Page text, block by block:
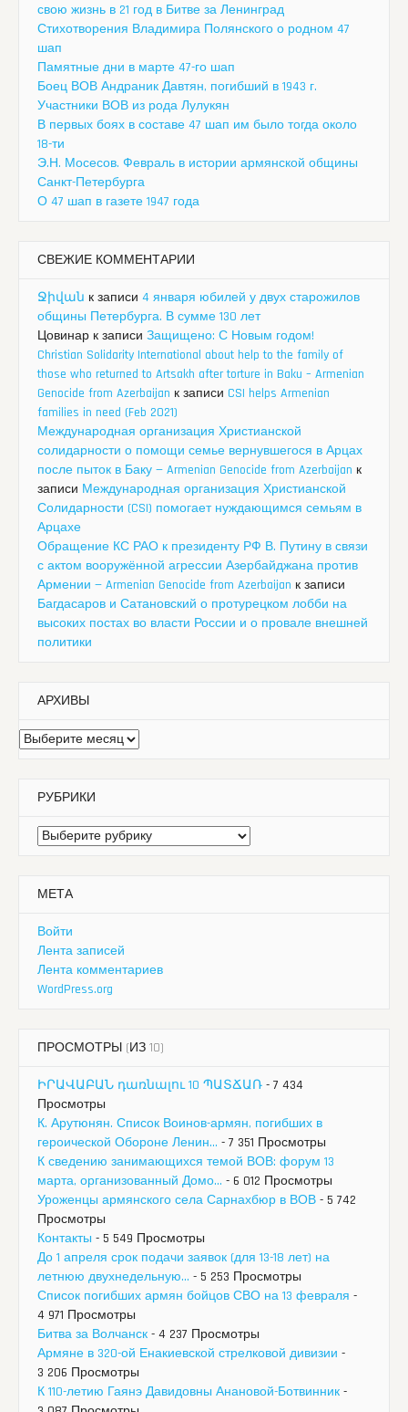
свою жизнь в 21 год в Битве за Ленинград
Стихотворения Владимира Полянского о родном 47
шап
Памятные дни в марте 47-го шап
Боец ВОВ Андраник Давтян, погибший в 1943 г.
Участники ВОВ из рода Лулукян
В первых боях в составе 47 шап им было тогда около
18-ти
Э.Н. Мосесов. Февраль в истории армянской общины
Санкт-Петербурга
О 47 шап в газете 1947 года
СВЕЖИЕ КОММЕНТАРИИ
Ջիվան к записи 4 января юбилей у двух старожилов
общины Петербурга. В сумме 130 лет
Цовинар к записи Защищено: С Новым годом!
Christian Solidarity International about help to the family of
those who returned to Artsakh after torture in Baku – Armenian
Genocide from Azerbaijan к записи CSI helps Armenian
families in need (Feb 2021)
Международная организация Христианской
солидарности о помощи семье вернувшегося в Арцах
после пыток в Баку — Armenian Genocide from Azerbaijan к
записи Международная организация Христианской
Солидарности (CSI) помогает нуждающимся семьям в
Арцахе
Обращение КС РАО к президенту РФ В. Путину в связи
с актом вооружённой агрессии Азербайджана против
Армении — Armenian Genocide from Azerbaijan к записи
Багдасаров и Сатановский о протурецком лобби на
высоких постах во власти России и о провале внешней
политики
АРХИВЫ
Архивы
РУБРИКИ
Рубрики
МЕТА
Войти
Лента записей
Лента комментариев
WordPress.org
ПРОСМОТРЫ (ИЗ 10)
ԻՐԱՎԱԲԱՆ դառնալու 10 ՊԱՏՃԱՌ - 7 434
Просмотры
К. Арутюнян. Список Воинов-армян, погибших в
героической Обороне Ленин... - 7 351 Просмотры
К сведению занимающихся темой ВОВ: форум 13
марта, организованный Домо... - 6 012 Просмотры
Уроженцы армянского села Сарнахбюр в ВОВ - 5 742
Просмотры
Контакты - 5 549 Просмотры
До 1 апреля срок подачи заявок (для 13-18 лет) на
летнюю двухнедельную... - 5 253 Просмотры
Список погибших армян бойцов СВО на 13 февраля -
4 971 Просмотры
Битва за Волчанск - 4 237 Просмотры
Армяне в 320-ой Енакиевской стрелковой дивизии -
3 206 Просмотры
К 110-летию Гаянэ Давидовны Анановой-Ботвинник -